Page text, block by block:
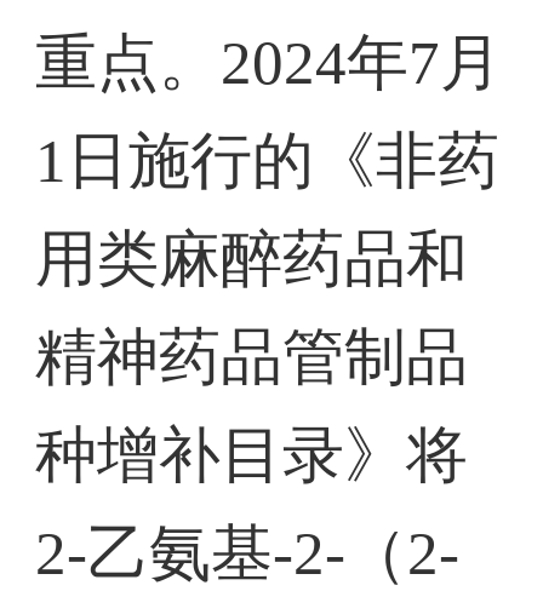
重点。2024年7月
1日施行的《非药
用类麻醉药品和
精神药品管制品
种增补目录》将
2-乙氨基-2-（2-